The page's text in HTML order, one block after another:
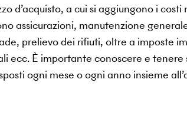
d’acquisto, a cui si aggiungono i
assicurazioni, manutenzione
prelievo dei rifiuti, oltre a imposte
ecc. È importante conoscere e tenere
ogni mese o ogni anno insieme